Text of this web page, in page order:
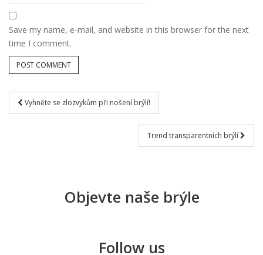
Save my name, e-mail, and website in this browser for the next
time I comment.
Post navigation
Vyhněte se zlozvykům při nošení brýlí!
Trend transparentních brýlí
Objevte naše brýle
Follow us